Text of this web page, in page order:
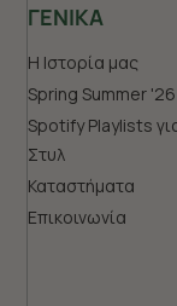
ΓΕΝΙΚΑ
Η Ιστορία μας
Spring Summer
Spotify Playlists
Στυλ
Καταστήματα
Επικοινωνία